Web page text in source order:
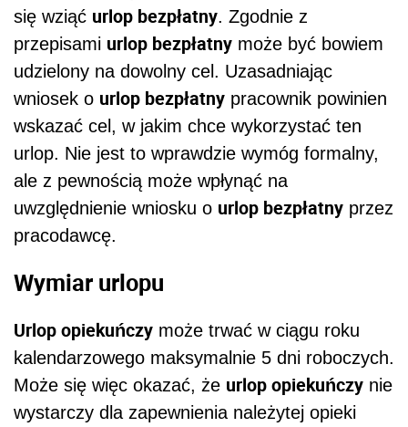
się wziąć urlop bezpłatny. Zgodnie z
przepisami urlop bezpłatny może być bowiem
udzielony na dowolny cel. Uzasadniając
wniosek o urlop bezpłatny pracownik powinien
wskazać cel, w jakim chce wykorzystać ten
urlop. Nie jest to wprawdzie wymóg formalny,
ale z pewnością może wpłynąć na
uwzględnienie wniosku o urlop bezpłatny przez
pracodawcę.
Wymiar urlopu
Urlop opiekuńczy może trwać w ciągu roku
kalendarzowego maksymalnie 5 dni roboczych.
Może się więc okazać, że urlop opiekuńczy nie
wystarczy dla zapewnienia należytej opieki